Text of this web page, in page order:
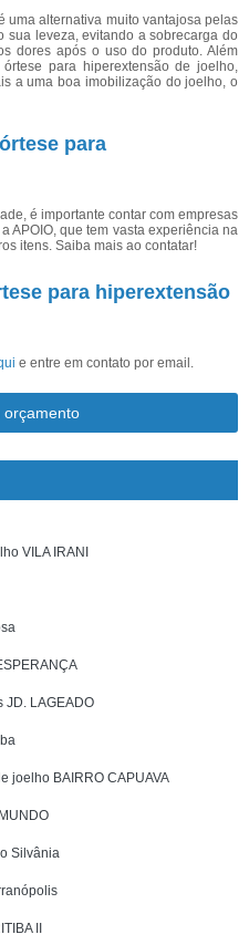
uma alternativa muito vantajosa pelas
sua leveza, evitando a sobrecarga do
dores após o uso do produto. Além
para hiperextensão de joelho,
a uma boa imobilização do joelho, o
para
é importante contar com empresas
APOIO, que tem vasta experiência na
itens. Saiba mais ao contatar!
para hiperextensão
e entre em contato por email.
orçamento
VILA IRANI
JD. LAGEADO
joelho BAIRRO CAPUAVA
Silvânia
II